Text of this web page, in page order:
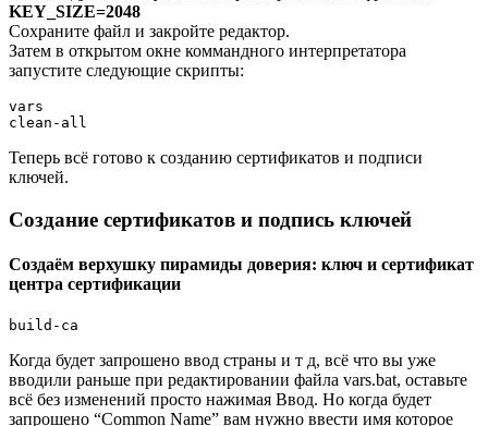
KEY_SIZE=2048
Сохраните файл и закройте редактор.
Затем в открытом окне коммандного интерпретатора
запустите следующие скрипты:
vars
Теперь всё готово к созданию сертификатов и подписи
ключей.
Создание сертификатов и подпись ключей
Создаём верхушку пирамиды доверия: ключ и сертификат
центра сертификации
Когда будет запрошено ввод страны и т д, всё что вы уже
вводили раньше при редактировании файла vars.bat, оставьте
всё без изменений просто нажимая Ввод. Но когда будет
запрошено “Common Name” вам нужно ввести имя которое